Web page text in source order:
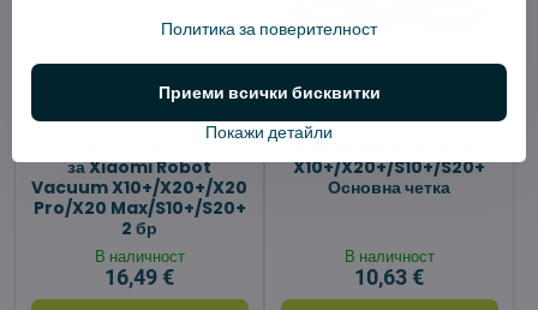
за Xiaomi Robot
Vacuum X10+/X20+/X20
Pro/X20 Max/S10+/S20+
2 бр
В наличност
16,49 €
X10+/X20+/S10+/S20+
Основна четка
В наличност
10,63 €
Политика за поверителност
Покажи детайли
Приеми всички бисквитки